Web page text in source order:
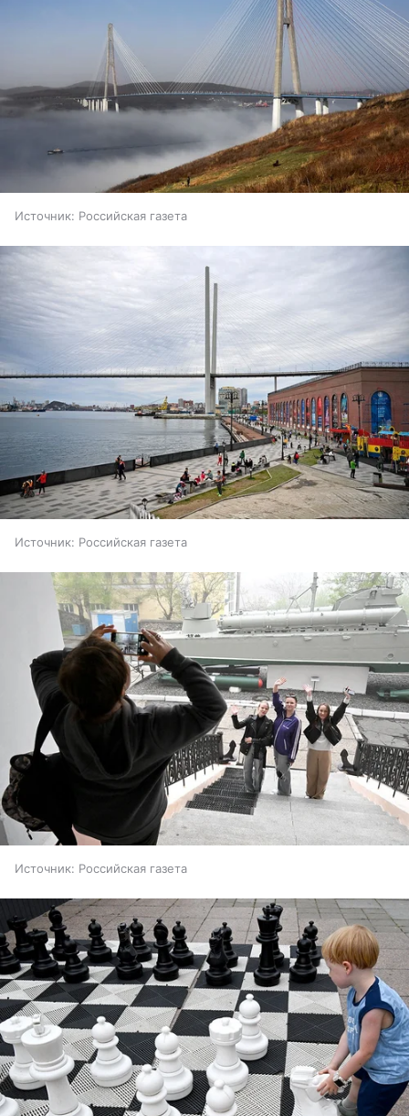
Источник: Российская газета
Источник: Российская газета
Источник: Российская газета